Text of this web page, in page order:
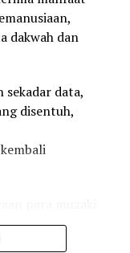
selama 5
tak ada
imbuhnya.
dakwah dan
sekadar data,
disentuh,
dan
serta